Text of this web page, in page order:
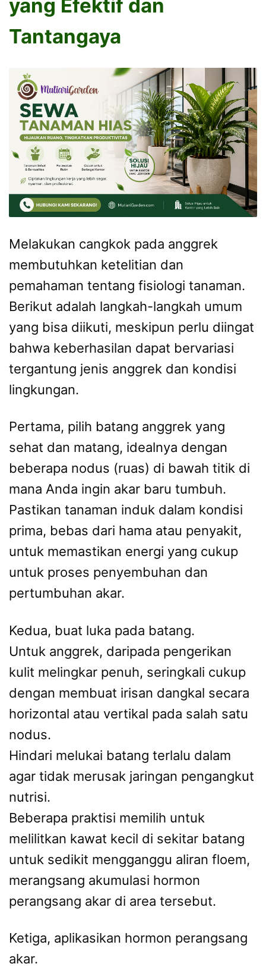
yang Efektif dan
Tantangaya
Melakukan cangkok pada anggrek
membutuhkan ketelitian dan
pemahaman tentang fisiologi tanaman.
Berikut adalah langkah-langkah umum
yang bisa diikuti, meskipun perlu diingat
bahwa keberhasilan dapat bervariasi
tergantung jenis anggrek dan kondisi
lingkungan.
Pertama, pilih batang anggrek yang
sehat dan matang, idealnya dengan
beberapa nodus (ruas) di bawah titik di
mana Anda ingin akar baru tumbuh.
Pastikan tanaman induk dalam kondisi
prima, bebas dari hama atau penyakit,
untuk memastikan energi yang cukup
untuk proses penyembuhan dan
pertumbuhan akar.
Kedua, buat luka pada batang.
Untuk anggrek, daripada pengerikan
kulit melingkar penuh, seringkali cukup
dengan membuat irisan dangkal secara
horizontal atau vertikal pada salah satu
nodus.
Hindari melukai batang terlalu dalam
agar tidak merusak jaringan pengangkut
nutrisi.
Beberapa praktisi memilih untuk
melilitkan kawat kecil di sekitar batang
untuk sedikit mengganggu aliran floem,
merangsang akumulasi hormon
perangsang akar di area tersebut.
Ketiga, aplikasikan hormon perangsang
akar.